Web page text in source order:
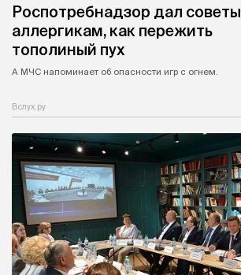
Роспотребнадзор дал советы
аллергикам, как пережить
тополиный пух
А МЧС напоминает об опасности игр с огнем.
Вслух.ру